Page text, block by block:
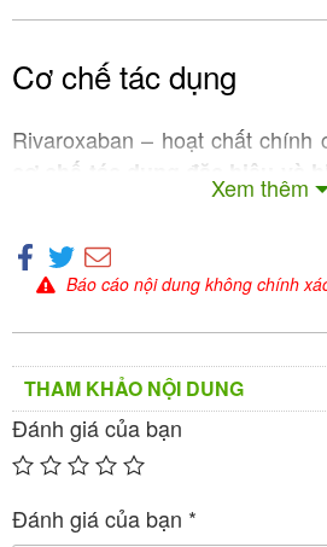
Cơ chế tác dụng
Xem thêm
Rivaroxaban – hoạt chất chính
cơ chế tác dụng đặc hiệu và
1. Ức chế trực tiếp và chọn
trong dòng thác đông máu.
Xa, thuốc làm gián đoạn cả
ngoại sinh của quá trình đông
Báo cáo nội dung không chính
THAM KHẢO NỘI DUNG
Đánh giá của bạn
Đánh giá của bạn *